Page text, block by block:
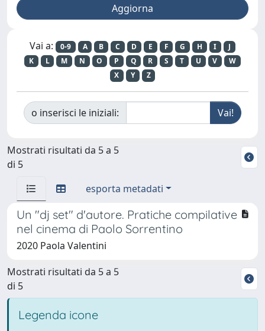
Vai a: 0-9 A B C D E F G H I
J
K
L M N O P Q R S T U V
W
X
Y Z
o inserisci le iniziali:
Mostrati risultati da 5 a 5
di 5
esporta metadati
Un "dj set" d'autore. Pratiche compilative
nel cinema di Paolo Sorrentino
2020 Paola Valentini
Mostrati risultati da 5 a 5
di 5
Legenda icone